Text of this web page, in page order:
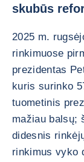
skubūs
2025 m.
rinkimuose
prezidentas
kuris surinko
tuometinis
mažiau balsų;
didesnis
rinkimus vyko